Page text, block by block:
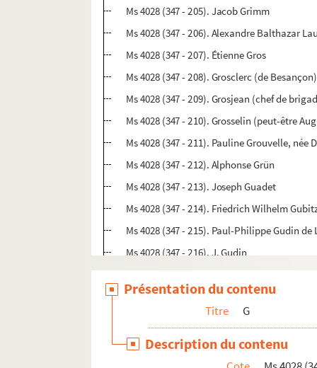
Ms 4028 (347 - 205). Jacob Grimm
Ms 4028 (347 - 206). Alexandre Balthazar
Ms 4028 (347 - 207). Étienne Gros
Ms 4028 (347 - 208). Grosclerc (de Besançon)
Ms 4028 (347 - 209). Grosjean (chef de
Ms 4028 (347 - 210). Grosselin (peut-être
Ms 4028 (347 - 211). Pauline Grouvelle, née
Ms 4028 (347 - 212). Alphonse Grün
Ms 4028 (347 - 213). Joseph Guadet
Ms 4028 (347 - 214). Friedrich Wilhelm
Ms 4028 (347 - 215). Paul-Philippe Gudin
Ms 4028 (347 - 216). J. Gudin
Ms 4028 (347 - 217). Alexandre Guénard
Ms 4028 (347 - 216 bis). Louis-Jean
Ms 4028 (347 - 217 bis). Baron André
Ms 4028 (347 - 218). Alphonse Guepratte
Ms 4028 (347 - 219). Benjamin Guérard
Présentation du contenu
Titre G
Description du contenu